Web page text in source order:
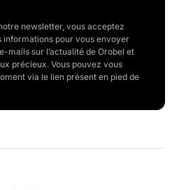
newsletter, vous acceptez
informations pour vous envoyer
mails sur l’actualité de Orobel et
précieux. Vous pouvez vous
via le lien présent en pied de